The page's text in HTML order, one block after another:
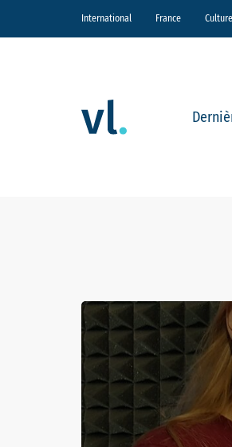
International France Culture